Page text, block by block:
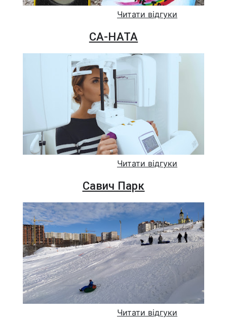
Читати відгуки
СА-НАТА
Читати відгуки
Савич Парк
Читати відгуки